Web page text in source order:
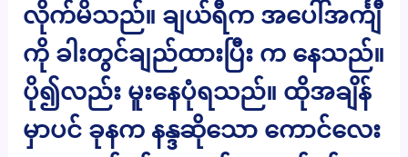
လိုက်မိသည်။ ချယ်ရီက အပေါ်အင်္ကျီ
ကို ခါးတွင်ချည်ထားပြီး က နေသည်။
ပို၍လည်း မူးနေပုံရသည်။ ထိုအချိန်
မှာပင် ခုနက နန္ဒဆိုသော ကောင်လေး